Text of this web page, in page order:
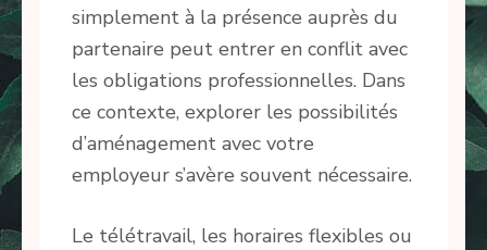
simplement à la présence auprès du
partenaire peut entrer en conflit avec
les obligations professionnelles. Dans
ce contexte, explorer les possibilités
d’aménagement avec votre
employeur s’avère souvent nécessaire.
Le télétravail, les horaires flexibles ou